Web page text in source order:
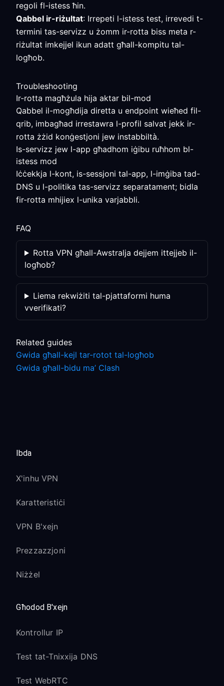
regoli fl-istess ħin.
Qabbel ir-riżultat: Irrepeti l-istess test, irrevedi t-
termini tas-servizz u żomm ir-rotta biss meta r-
riżultat imkejjel ikun adatt għall-kompitu tal-
logħob.
Troubleshooting
Ir-rotta magħżula hija aktar bil-mod
Qabbel il-mogħdija diretta u endpoint wieħed fil-
qrib, imbagħad irrestawra l-profil salvat jekk ir-
rotta żżid konġestjoni jew instabbiltà.
Is-servizz jew l-app għadhom iġibu ruħhom bl-
istess mod
Iċċekkja l-kont, is-sessjoni tal-app, l-imġiba tad-
DNS u l-politika tas-servizz separatament; bidla
fir-rotta mhijiex l-unika varjabbli.
FAQ
Rotta VPN għall-Awstralja dejjem ittejjeb il-
logħob?
Liema rekwiżiti tal-pjattaformi huma
vverifikati?
Related guides
Gwida għall-kejl tar-rotot tal-logħob
Gwida għall-bidu ma’ Clash
Ibda
X'inhu VPN
Karatteristiċi
VPN B'xejn
Prezzazzjoni
Niżżel
Għodod B'xejn
Kontrollur IP
Test tat-Tnixxija DNS
Test WebRTC